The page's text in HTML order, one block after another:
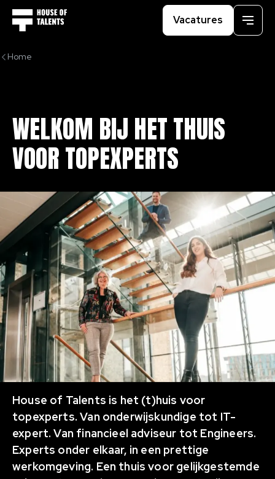
Vacatures
Menu
Home
WELKOM BIJ HETTHUIS
VOORTOPEXPERTS
House of Talents is het (t)huis voor
topexperts. Van onderwijskundige tot IT-
expert. Van financieel adviseur tot Engineers.
Experts onder elkaar, in een prettige
werkomgeving. Een thuis voor gelijkgestemde